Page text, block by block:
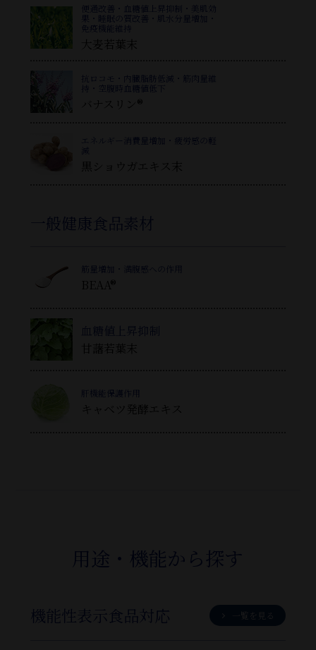
便通改善・血糖値上昇抑制・美肌効
果・睡眠の質改善・肌水分量増加・
免疫機能維持
大麦若葉末
抗ロコモ・内臓脂肪低減・筋肉量維
持・空腹時血糖値低下
バナスリン®
エネルギー消費量増加・疲労感の軽
減
黒ショウガエキス末
一般健康食品素材
筋量増加・満腹感への作用
BEAA®
血糖値上昇抑制
甘藷若葉末
肝機能保護作用
キャベツ発酵エキス
用途・機能から探す
機能性表示食品対応 一覧を見る